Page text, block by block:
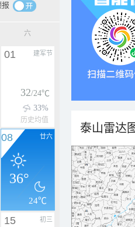
六
建军节
01
32/24℃
33%
历史均值
廿六
08
36°
24℃
初三
15
泰山雷达